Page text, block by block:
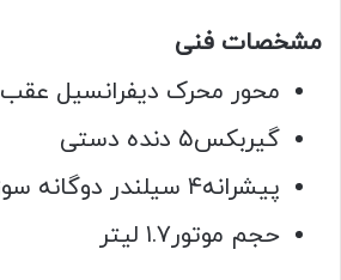
مشخصات فنی
محور محرک دیفرانسیل عقب
گیربکس۵ دنده دستی
پیشرانه۴ سیلندر دوگانه سوز (OHV G2)
حجم موتور۱.۷ لیتر